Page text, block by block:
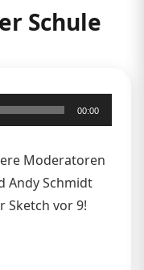
Schule
00:00
Moderatoren
Andy Schmidt
Sketch vor 9!